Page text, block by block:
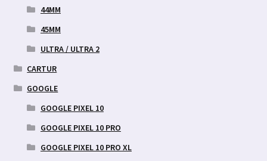
44MM
45MM
ULTRA / ULTRA 2
CARTUR
GOOGLE
GOOGLE PIXEL 10
GOOGLE PIXEL 10 PRO
GOOGLE PIXEL 10 PRO XL